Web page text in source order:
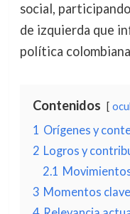
social,
de izquierda que
política
Contenidos
1 Orígenes y
2 Logros y
2.1
3 Momentos